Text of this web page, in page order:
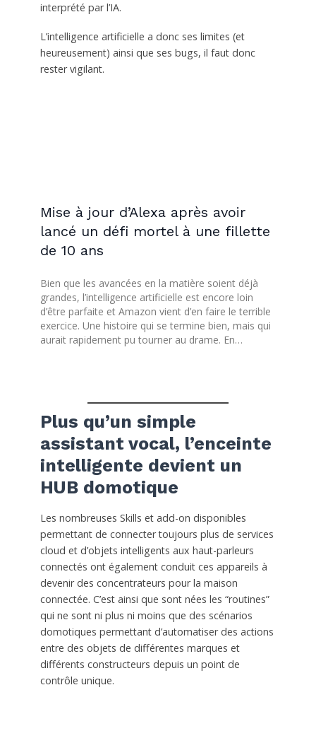
interprété par l’IA.
L’intelligence artificielle a donc ses limites (et
heureusement) ainsi que ses bugs, il faut donc
rester vigilant.
Mise à jour d’Alexa après avoir
lancé un défi mortel à une fillette
de 10 ans
Bien que les avancées en la matière soient déjà
grandes, l’intelligence artificielle est encore loin
d’être parfaite et Amazon vient d’en faire le terrible
exercice. Une histoire qui se termine bien, mais qui
aurait rapidement pu tourner au drame. En…
Plus qu’un simple
assistant vocal, l’enceinte
intelligente devient un
HUB domotique
Les nombreuses Skills et add-on disponibles
permettant de connecter toujours plus de services
cloud et d’objets intelligents aux haut-parleurs
connectés ont également conduit ces appareils à
devenir des concentrateurs pour la maison
connectée. C’est ainsi que sont nées les “routines”
qui ne sont ni plus ni moins que des scénarios
domotiques permettant d’automatiser des actions
entre des objets de différentes marques et
différents constructeurs depuis un point de
contrôle unique.